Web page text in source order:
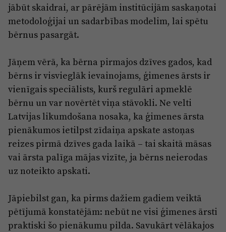
jābūt skaidrai, ar pārējām institūcijām saskaņotai
metodoloģijai un sadarbības modelim, lai spētu
bērnus pasargāt.
Jāņem vērā, ka bērna pirmajos dzīves gados, kad
bērns ir visvieglāk ievainojams, ģimenes ārsts ir
vienīgais speciālists, kurš regulāri apmeklē
bērnu un var novērtēt viņa stāvokli. Ne velti
Latvijas likumdošana nosaka, ka ģimenes ārsta
pienākumos ietilpst zīdaiņa apskate astoņas
reizes pirmā dzīves gada laikā – tai skaitā māsas
vai ārsta palīga mājas vizīte, ja bērns neierodas
uz noteikto apskati.
Jāpiebilst gan, ka pirms dažiem gadiem veiktā
pētījumā konstatējām: nebūt ne visi ģimenes ārsti
praktiski šo pienākumu pilda. Savukārt vēlākajos